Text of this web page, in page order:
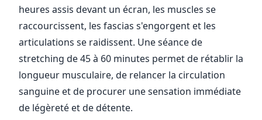
heures assis devant un écran, les muscles se
raccourcissent, les fascias s'engorgent et les
articulations se raidissent. Une séance de
stretching de 45 à 60 minutes permet de rétablir la
longueur musculaire, de relancer la circulation
sanguine et de procurer une sensation immédiate
de légèreté et de détente.